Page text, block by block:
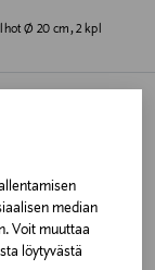
median
Voit muuttaa
löytyvästä
Ø 20 cm, 2 kpl